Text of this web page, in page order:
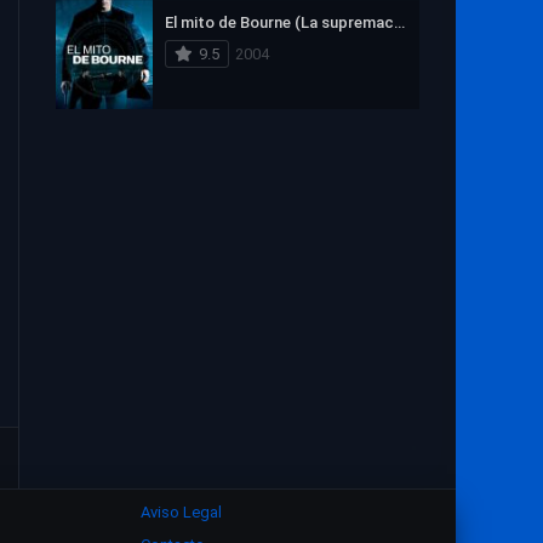
El mito de Bourne (La supremacía Bourne)
9.5
2004
Aviso Legal